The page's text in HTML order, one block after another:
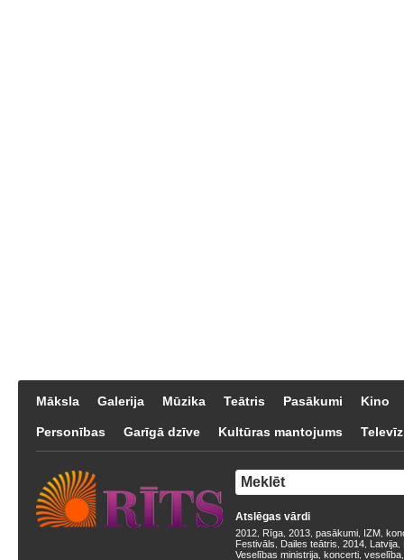
Māksla Galerija Mūzika Teātris Pasākumi Kino
Personības Garīgā dzīve Kultūras mantojums
Atslēgas vārdi
2012 Rīga 2013 pasākumi IZM
Festivāls
Dailes teātris 2014 Latvija
Veselības ministrija koncerti veselība